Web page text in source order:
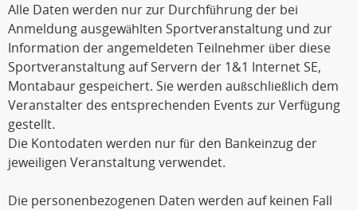
Alle Daten werden nur zur Durchführung der bei
Anmeldung ausgewählten Sportveranstaltung und zur
Information der angemeldeten Teilnehmer über diese
Sportveranstaltung auf Servern der 1&1 Internet SE,
Montabaur gespeichert. Sie werden außschließlich dem
Veranstalter des entsprechenden Events zur Verfügung
gestellt.
Die Kontodaten werden nur für den Bankeinzug der
jeweiligen Veranstaltung verwendet.
Die personenbezogenen Daten werden auf keinen Fall